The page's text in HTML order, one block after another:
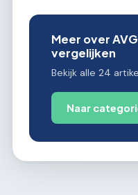
Meer over
vergelijken
Bekijk alle 24
Naar